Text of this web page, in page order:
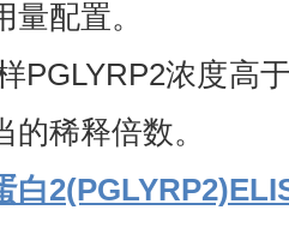
配置。
PGLYRP2浓度高
稀释倍数。
白